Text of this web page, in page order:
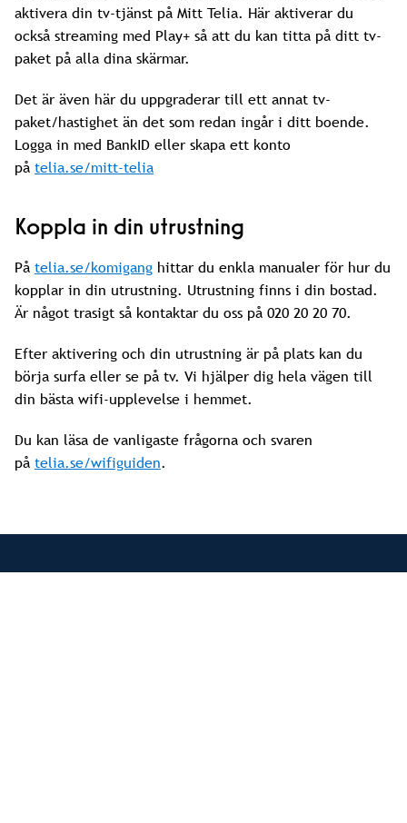
aktivera din tv-tjänst på Mitt Telia. Här aktiverar du
också streaming med Play+ så att du kan titta på ditt tv-
paket på alla dina skärmar.
Det är även här du uppgraderar till ett annat tv-
paket/hastighet än det som redan ingår i ditt boende.
Logga in med BankID eller skapa ett konto
på telia.se/mitt-telia
Koppla in din utrustning
På telia.se/komigang hittar du enkla manualer för hur du
kopplar in din utrustning. Utrustning finns i din bostad.
Är något trasigt så kontaktar du oss på 020 20 20 70.
Efter aktivering och din utrustning är på plats kan du
börja surfa eller se på tv. Vi hjälper dig hela vägen till
din bästa wifi-upplevelse i hemmet.
Du kan läsa de vanligaste frågorna och svaren
på telia.se/wifiguiden.